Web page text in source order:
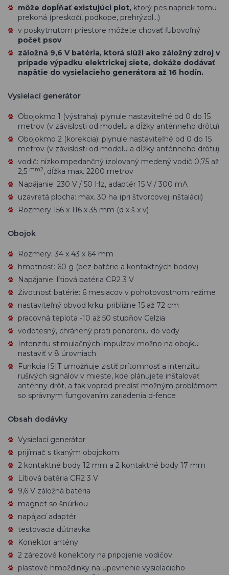
môže dopĺňať existujúci plot, ktorý pes napriek tomu
prekoná (preskočí, podkope, prehrýzol...)
v poskytnutom priestore môžete chovať ľubovoľný
počet psov
záložná 9,6 V batéria, ktorá slúži ako záložný zdroj v
prípade výpadku elektrickej siete, dokáže dodávať
napätie do vysielacieho generátora až 16 hodín.
Vysielací generátor
Obojokmo 1 (výstraha): plynule nastaviteľné od 0 do 15
metrov (v závislosti od modelu a dĺžky anténneho drôtu)
Obojokmo 2 (korekcia): plynule nastaviteľné od 0 do 15
metrov (v závislosti od modelu a dĺžky anténneho drôtu)
vodič: nízkoimpedančný izolovaný medený vodič 0,75 až
2,5 mm2, dĺžka max. 2200 metrov
Napájanie: 230 V / 50 Hz, adaptér 15 V / 300 mA
uzavretá plocha: max. 30 ha (pri štvorcovej inštalácii)
Rozmery 156 x 116 x 35 mm (d x š x v)
Obojok
Rozmery: 34 x 43 x 64 mm
hmotnosť: 60 g (bez batérie a kontaktných bodov)
Napájanie: lítiová batéria CR2 3 V
Životnosť batérie: 6 mesiacov v pohotovostnom režime
nastaviteľný obvod krku: približne 15 až 72 cm
pracovná teplota -10 až 50 stupňov Celzia
vodotesný, chránený proti ponoreniu do vody
Intenzitu stimulačných impulzov možno na obojku
nastaviť v 8 úrovniach
Funkcia ISIT umožňuje zistiť prítomnosť a intenzitu
rušivých signálov v mieste, kde plánujete inštalovať
anténny drôt, a tak vopred predísť možným problémom
so správnym fungovaním zariadenia d-fence
Obsah dodávky
Vysielací generátor
prijímač s tkaným obojokom
2 kontaktné body 12 mm a 2 kontaktné body 17 mm
Lítiová batéria CR2 3 V
9,6 V záložná batéria
magnet so šnúrkou
napájací adaptér
testovacia dútnavka
Konektor antény
2 zárezové konektory na pripojenie vodičov
plastové hmoždinky na upevnenie vysielacieho